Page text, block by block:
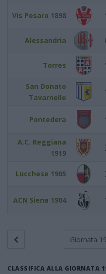
Vis Pesaro 1898
Alessandria
Torres
San Donato
Tavarnelle
Pontedera
A.C. Reggiana
1919
Lucchese 1905
ACN Siena 1904
Giornata 19
CLASSIFICA ALLA GIORNATA